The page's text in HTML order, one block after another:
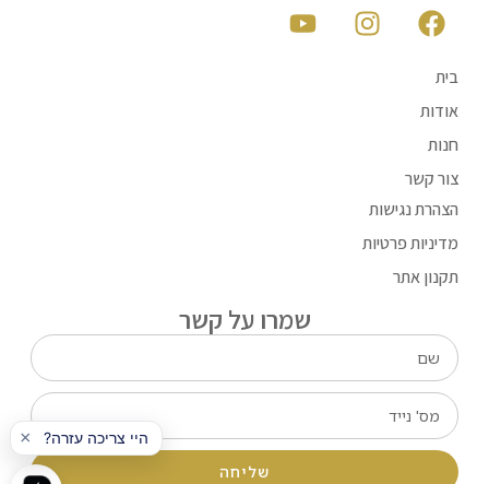
בית
אודות
חנות
צור קשר
הצהרת נגישות
מדיניות פרטיות
תקנון אתר
שמרו על קשר
שליחה